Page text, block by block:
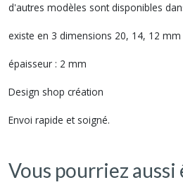
d'autres modèles sont disponibles
existe en 3 dimensions 20, 14, 12 mm
épaisseur : 2 mm
Design shop création
Envoi rapide et soigné.
Vous pourriez